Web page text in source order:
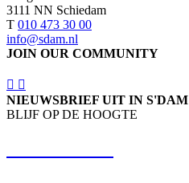
3111 NN Schiedam
T 010 473 30 00
info@sdam.nl
JOIN OUR COMMUNITY
NIEUWSBRIEF UIT IN S'DAM
BLIJF OP DE HOOGTE